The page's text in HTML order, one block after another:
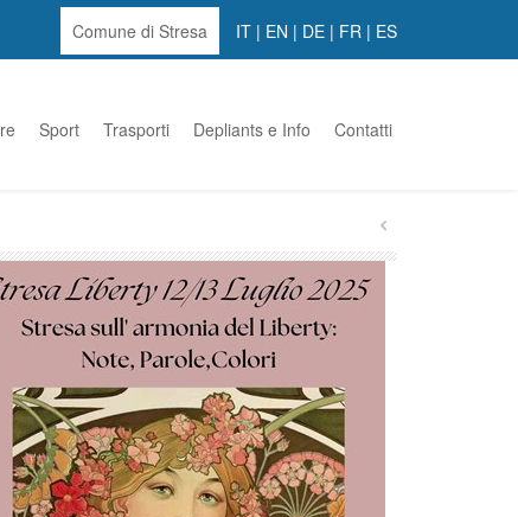
Comune di Stresa IT | EN | DE | FR | ES
Sport Trasporti Depliants e Info Contatti